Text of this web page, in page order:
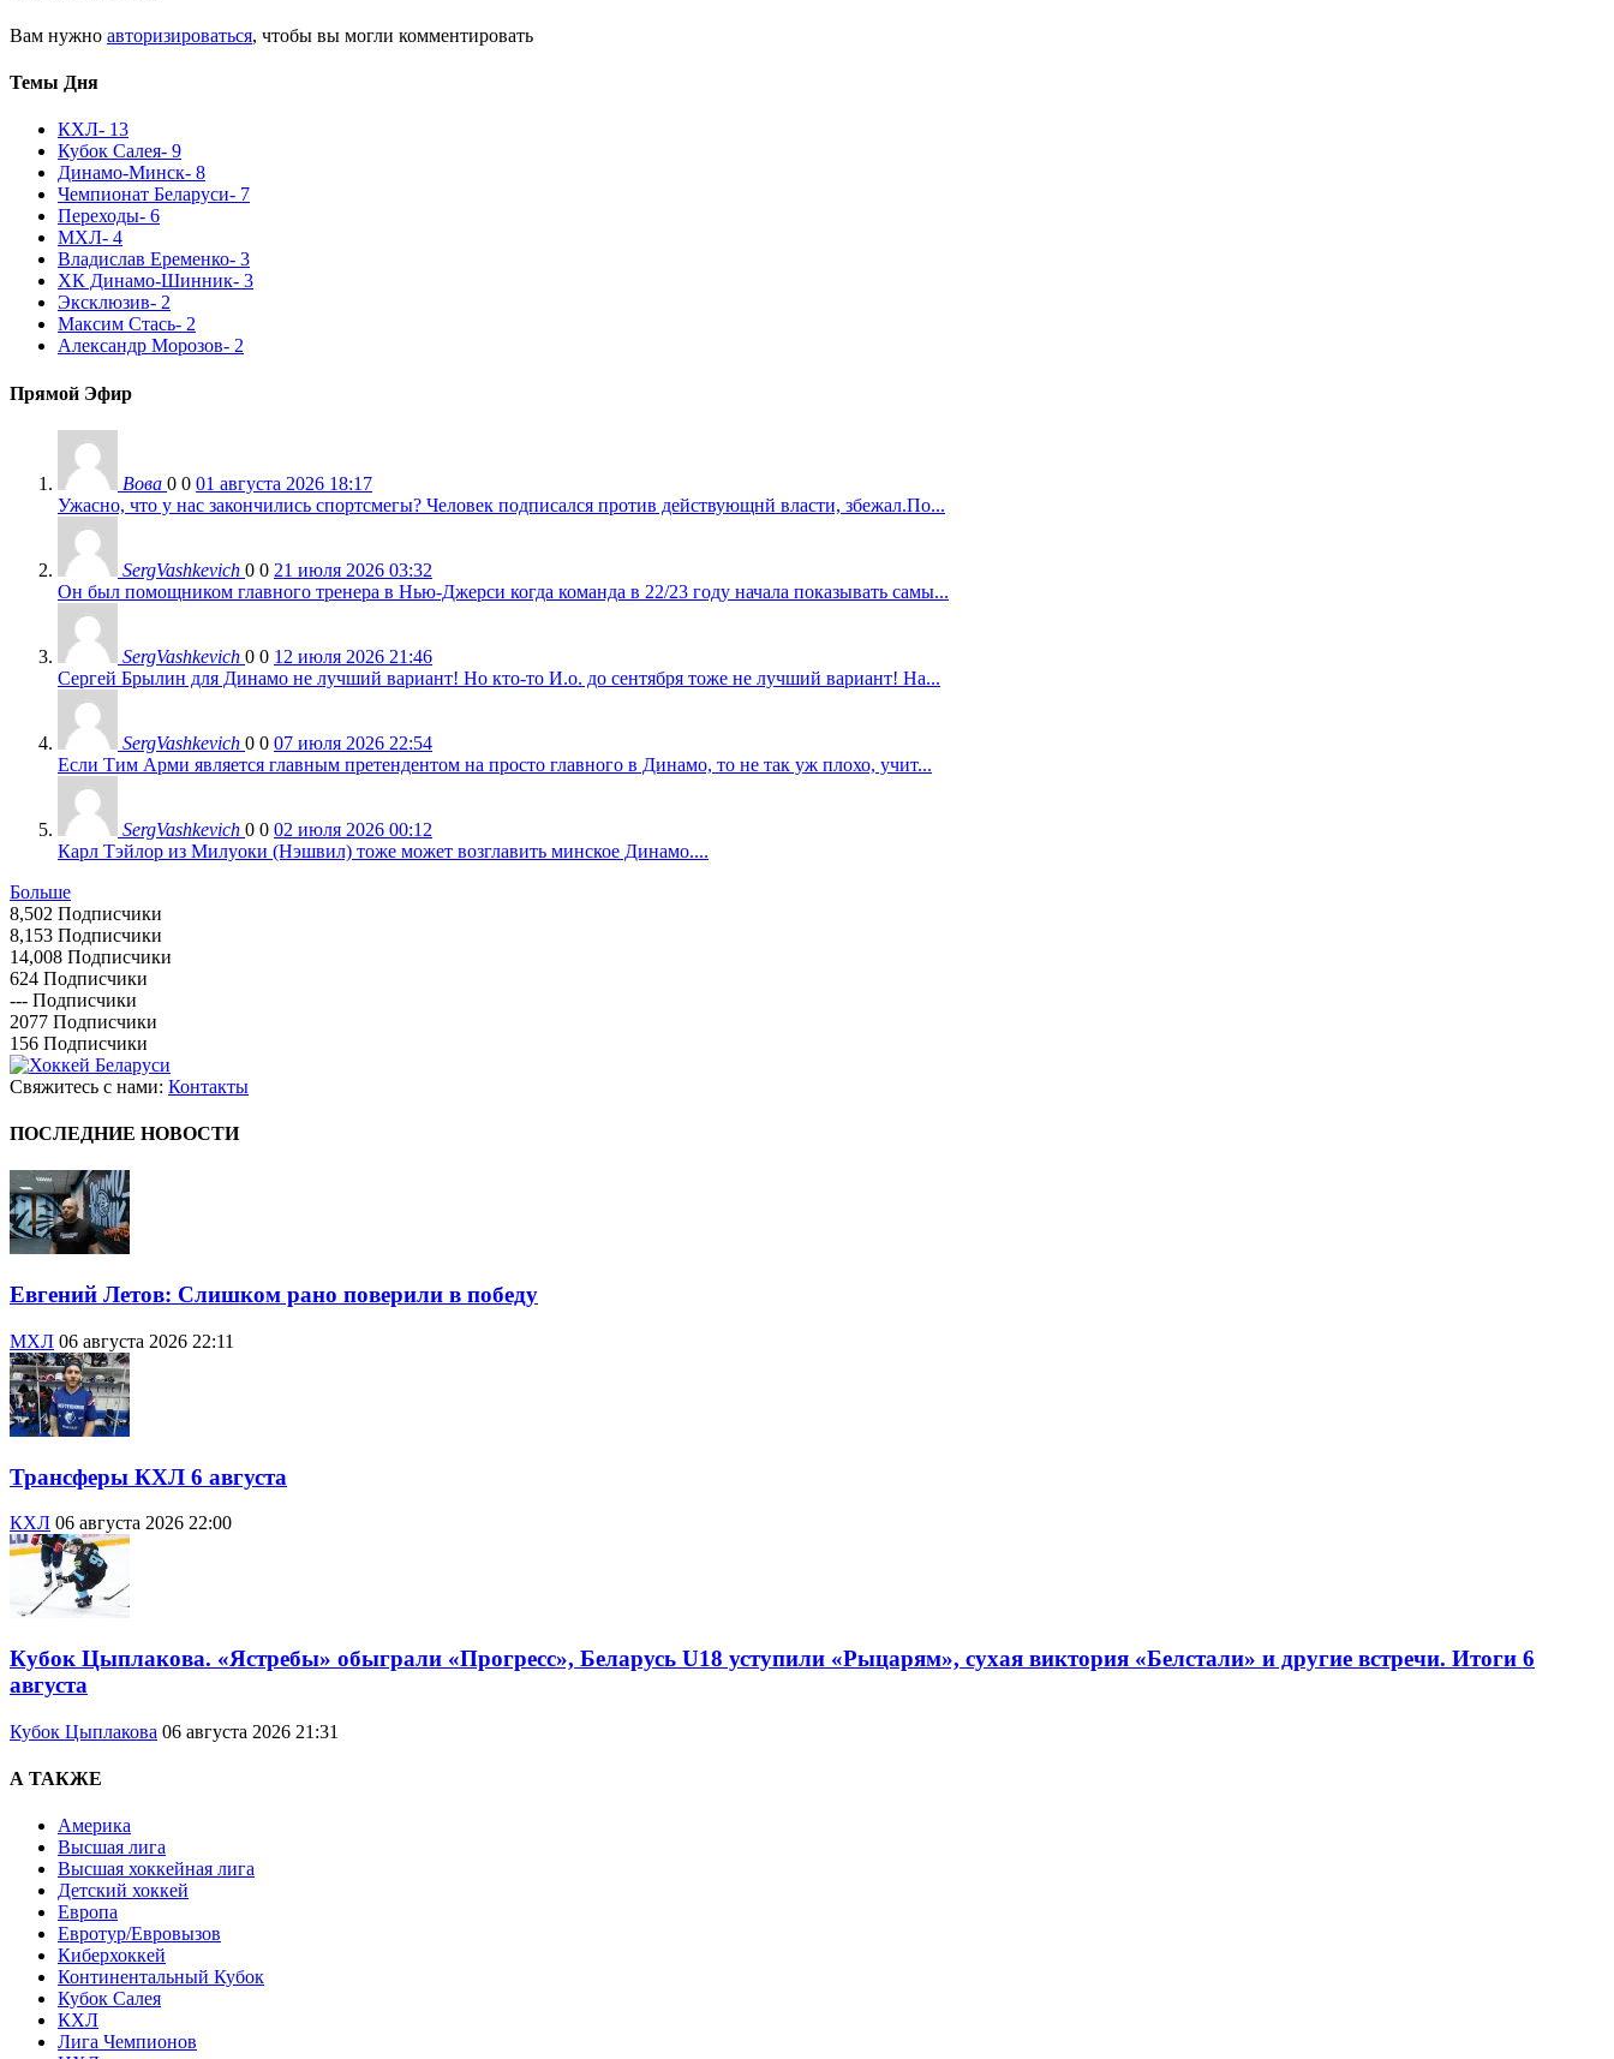
Вам нужно авторизироваться, чтобы вы могли комментировать
Темы Дня
КХЛ- 13
Кубок Салея- 9
Динамо-Минск- 8
Чемпионат Беларуси- 7
Переходы- 6
МХЛ- 4
Владислав Еременко- 3
ХК Динамо-Шинник- 3
Эксклюзив- 2
Максим Стась- 2
Александр Морозов- 2
Прямой Эфир
Вова 0 0 01 августа 2026 18:17
Ужасно, что у нас закончились спортсмегы? Человек подписался против действующнй власти, збежал.По...
SergVashkevich 0 0 21 июля 2026 03:32
Он был помощником главного тренера в Нью-Джерси когда команда в 22/23 году начала показывать самы...
SergVashkevich 0 0 12 июля 2026 21:46
Сергей Брылин для Динамо не лучший вариант! Но кто-то И.о. до сентября тоже не лучший вариант! На...
SergVashkevich 0 0 07 июля 2026 22:54
Если Тим Арми является главным претендентом на просто главного в Динамо, то не так уж плохо, учит...
SergVashkevich 0 0 02 июля 2026 00:12
Карл Тэйлор из Милуоки (Нэшвил) тоже может возглавить минское Динамо....
Больше
8,502 Подписчики
8,153 Подписчики
14,008 Подписчики
624 Подписчики
--- Подписчики
2077 Подписчики
156 Подписчики
Свяжитесь с нами: Контакты
ПОСЛЕДНИЕ НОВОСТИ
Евгений Летов: Слишком рано поверили в победу
МХЛ 06 августа 2026 22:11
Трансферы КХЛ 6 августа
КХЛ 06 августа 2026 22:00
Кубок Цыплакова. «Ястребы» обыграли «Прогресс», Беларусь U18 уступили «Рыцарям», сухая виктория «Белстали» и другие встречи. Итоги 6
августа
Кубок Цыплакова 06 августа 2026 21:31
А ТАКЖЕ
Америка
Высшая лига
Высшая хоккейная лига
Детский хоккей
Европа
Евротур/Евровызов
Киберхоккей
Континентальный Кубок
Кубок Салея
КХЛ
Лига Чемпионов